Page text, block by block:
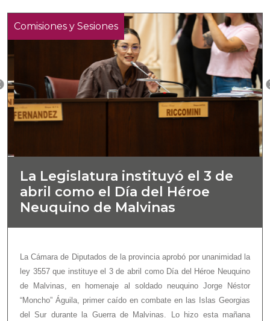
Comisiones y Sesiones
La Legislatura instituyó el 3 de
abril como el Día del Héroe
Neuquino de Malvinas
La Cámara de Diputados de la provincia aprobó por unanimidad la
ley 3557 que instituye el 3 de abril como Día del Héroe Neuquino
de Malvinas, en homenaje al soldado neuquino Jorge Néstor
“Moncho” Águila, primer caído en combate en las Islas Georgias
del Sur durante la Guerra de Malvinas. Lo hizo esta mañana